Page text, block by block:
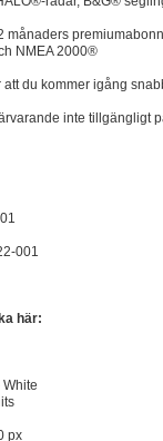
månaders
NMEA 2000®
du kommer igång
inte tillgängligt
001
här:
px